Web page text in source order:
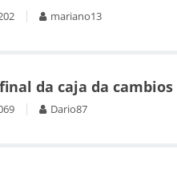
mariano13
da caja da
Dario87